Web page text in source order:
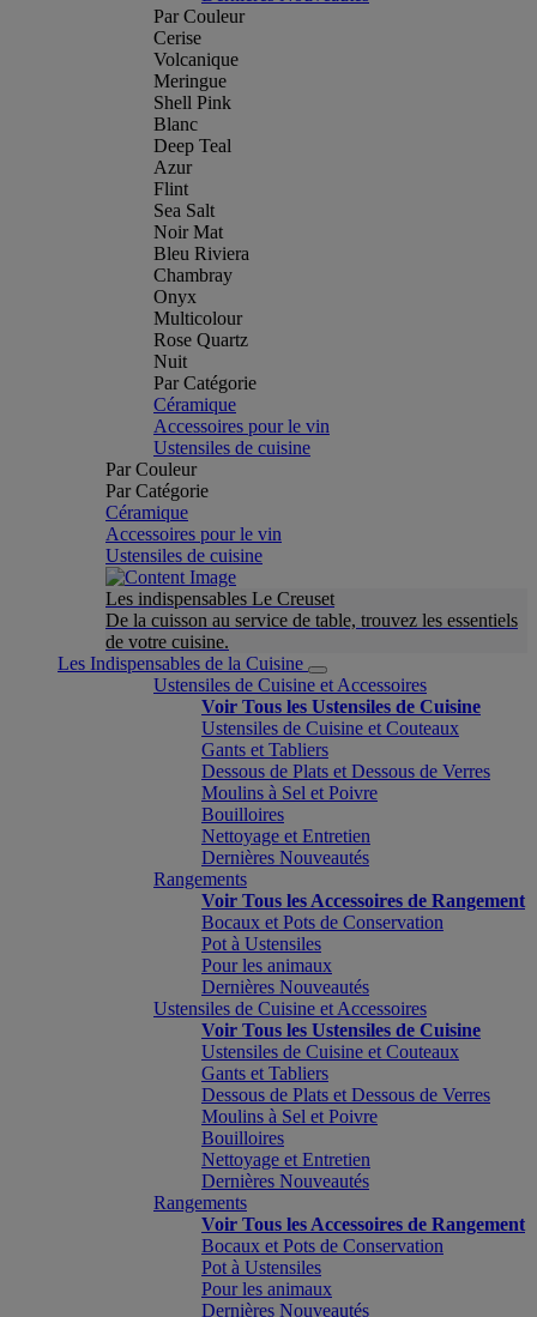
Par Couleur
Cerise
Volcanique
Meringue
Shell Pink
Blanc
Deep Teal
Azur
Flint
Sea Salt
Noir Mat
Bleu Riviera
Chambray
Onyx
Multicolour
Rose Quartz
Nuit
Par Catégorie
Céramique
Accessoires pour le vin
Ustensiles de cuisine
Par Couleur
Par Catégorie
Céramique
Accessoires pour le vin
Ustensiles de cuisine
Les indispensables Le Creuset
De la cuisson au service de table, trouvez les essentiels
de votre cuisine.
Les Indispensables de la Cuisine
Ustensiles de Cuisine et Accessoires
Voir Tous les Ustensiles de Cuisine
Ustensiles de Cuisine et Couteaux
Gants et Tabliers
Dessous de Plats et Dessous de Verres
Moulins à Sel et Poivre
Bouilloires
Nettoyage et Entretien
Dernières Nouveautés
Rangements
Voir Tous les Accessoires de Rangement
Bocaux et Pots de Conservation
Pot à Ustensiles
Pour les animaux
Dernières Nouveautés
Ustensiles de Cuisine et Accessoires
Voir Tous les Ustensiles de Cuisine
Ustensiles de Cuisine et Couteaux
Gants et Tabliers
Dessous de Plats et Dessous de Verres
Moulins à Sel et Poivre
Bouilloires
Nettoyage et Entretien
Dernières Nouveautés
Rangements
Voir Tous les Accessoires de Rangement
Bocaux et Pots de Conservation
Pot à Ustensiles
Pour les animaux
Dernières Nouveautés